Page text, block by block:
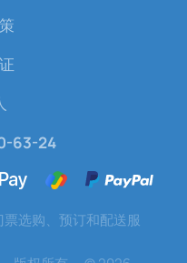
63-24
选购、预订和配送服